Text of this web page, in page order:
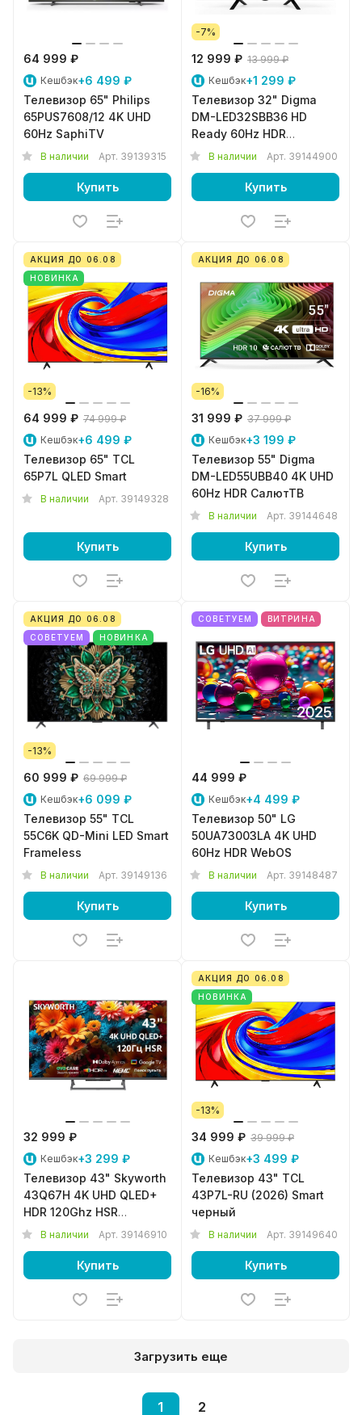
64 999 ₽
Кешбэк+6 499 ₽
Телевизор 65" Philips
65PUS7608/12 4K UHD
60Hz SaphiTV
В наличии Арт. 39139315
Купить
-7%
12 999 ₽ 13 999 ₽
Кешбэк+1 299 ₽
Телевизор 32" Digma
DM-LED32SBB36 HD
Ready 60Hz HDR
СалютТВ
В наличии Арт. 39144900
Купить
АКЦИЯ ДО 06.08
НОВИНКА
-13%
64 999 ₽ 74 999 ₽
Кешбэк+6 499 ₽
Телевизор 65" TCL
65P7L QLED Smart
В наличии Арт. 39149328
Купить
АКЦИЯ ДО 06.08
-16%
31 999 ₽ 37 999 ₽
Кешбэк+3 199 ₽
Телевизор 55" Digma
DM-LED55UBB40 4K UHD
60Hz HDR СалютТВ
В наличии Арт. 39144648
Купить
АКЦИЯ ДО 06.08
СОВЕТУЕМ
НОВИНКА
-13%
60 999 ₽ 69 999 ₽
Кешбэк+6 099 ₽
Телевизор 55" TCL
55C6K QD-Mini LED Smart
Frameless
В наличии Арт. 39149136
Купить
СОВЕТУЕМ ВИТРИНА
44 999 ₽
Кешбэк+4 499 ₽
Телевизор 50" LG
50UA73003LA 4K UHD
60Hz HDR WebOS
В наличии Арт. 39148487
Купить
32 999 ₽
Кешбэк+3 299 ₽
Телевизор 43" Skyworth
43Q67H 4K UHD QLED+
HDR 120Ghz HSR
GoogleTV
В наличии Арт. 39146910
Купить
АКЦИЯ ДО 06.08
НОВИНКА
-13%
34 999 ₽ 39 999 ₽
Кешбэк+3 499 ₽
Телевизор 43" TCL
43P7L-RU (2026) Smart
черный
В наличии Арт. 39149640
Купить
Загрузить еще
1 2